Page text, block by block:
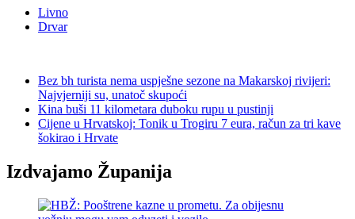
Livno
Drvar
Bez bh turista nema uspješne sezone na Makarskoj rivijeri:
Najvjerniji su, unatoč skupoći
Kina buši 11 kilometara duboku rupu u pustinji
Cijene u Hrvatskoj: Tonik u Trogiru 7 eura, račun za tri kave
šokirao i Hrvate
Izdvajamo Županija